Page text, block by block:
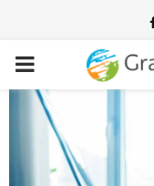
PRIMARY
MENU